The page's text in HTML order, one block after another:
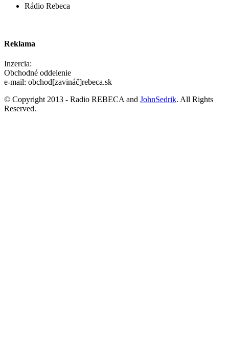
Rádio Rebeca
Reklama
Inzercia:
Obchodné oddelenie
e-mail: obchod[zavináč]rebeca.sk
© Copyright 2013 - Radio REBECA and JohnSedrik. All Rights
Reserved.